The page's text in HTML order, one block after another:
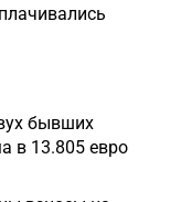
бывших
в 13.805 евро